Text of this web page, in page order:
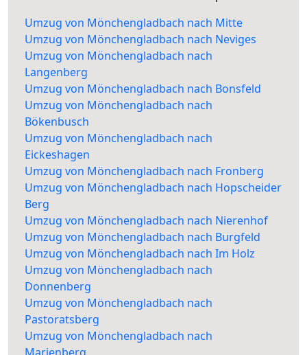
Umzug von Mönchengladbach nach Mitte
Umzug von Mönchengladbach nach Neviges
Umzug von Mönchengladbach nach
Langenberg
Umzug von Mönchengladbach nach Bonsfeld
Umzug von Mönchengladbach nach
Bökenbusch
Umzug von Mönchengladbach nach
Eickeshagen
Umzug von Mönchengladbach nach Fronberg
Umzug von Mönchengladbach nach Hopscheider
Berg
Umzug von Mönchengladbach nach Nierenhof
Umzug von Mönchengladbach nach Burgfeld
Umzug von Mönchengladbach nach Im Holz
Umzug von Mönchengladbach nach
Donnenberg
Umzug von Mönchengladbach nach
Pastoratsberg
Umzug von Mönchengladbach nach